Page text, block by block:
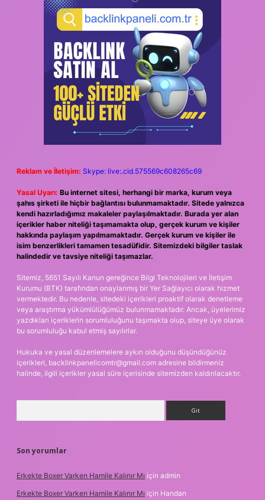
Reklam ve İletişim: Skype: live:.cid.575569c608265c69
Yasal Uyarı: Bu internet sitesi, herhangi bir marka, kurum veya
şahıs şirketi ile hiçbir bağlantısı bulunmamaktadır. Sitede yalnızca
kendi hazırladığımız makaleler paylaşılmaktadır. Burada yer alan
içerikler haber niteliği taşımamakta olup, gerçek kurum ve kişiler
hakkında paylaşım yapılmamaktadır. Gerçek kurum ve kişiler ile
isim benzerlikleri tamamen tesadüfidir. Sitemizdeki bilgiler taslak
halindedir ve tavsiye niteliği taşımazlar.
Sitemiz, 5651 Sayılı Kanun gereğince Bilgi Teknolojileri ve İletişim
Kurumu (BTK) tarafından onaylanmış bir Yer Sağlayıcı olarak hizmet
vermektedir. Bu nedenle, sitedeki içerikleri proaktif olarak denetleme
veya araştırma yükümlülüğümüz bulunmamaktadır. Ancak, üyelerimiz
yazdıkları içeriklerin sorumluluğunu taşımakta olup, siteye üye olarak
bu sorumluluğu kabul etmiş sayılırlar.
Hukuka ve yasal düzenlemelere aykırı olduğunu düşündüğünüz
içerikleri, backlinkpanelicomtr@gmail.com adresine bildirmeniz
halinde, ilgili içerikler yasal süre içerisinde sitemizden kaldırılacaktır.
Son yorumlar
Erkekte Boxer Varken Hamile Kalınır Mı için admin
Erkekte Boxer Varken Hamile Kalınır Mı için Handan